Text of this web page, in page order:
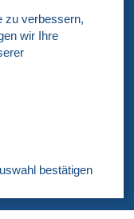
for working
zu verbessern,
wir Ihre
bestätigen